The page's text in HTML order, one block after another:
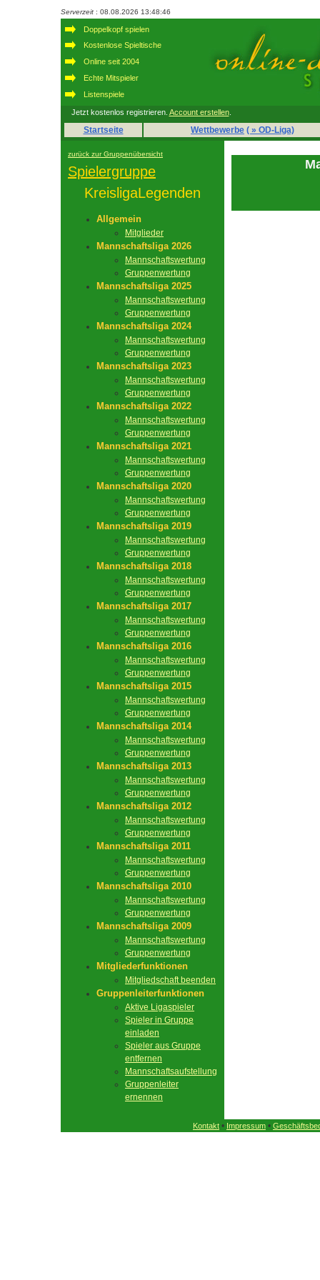
Serverzeit : 08.08.2026 13:48:46
Doppelkopf spielen
Kostenlose Spieltische
Online seit 2004
Echte Mitspieler
Listenspiele
Jetzt kostenlos registrieren. Account erstellen.
Startseite Wettbewerbe ( » OD-Liga)
zurück zur Gruppenübersicht
Spielergruppe
KreisligaLegenden
Allgemein
Mitglieder
Mannschaftsliga 2026
Mannschaftswertung
Gruppenwertung
Mannschaftsliga 2025
Mannschaftswertung
Gruppenwertung
Mannschaftsliga 2024
Mannschaftswertung
Gruppenwertung
Mannschaftsliga 2023
Mannschaftswertung
Gruppenwertung
Mannschaftsliga 2022
Mannschaftswertung
Gruppenwertung
Mannschaftsliga 2021
Mannschaftswertung
Gruppenwertung
Mannschaftsliga 2020
Mannschaftswertung
Gruppenwertung
Mannschaftsliga 2019
Mannschaftswertung
Gruppenwertung
Mannschaftsliga 2018
Mannschaftswertung
Gruppenwertung
Mannschaftsliga 2017
Mannschaftswertung
Gruppenwertung
Mannschaftsliga 2016
Mannschaftswertung
Gruppenwertung
Mannschaftsliga 2015
Mannschaftswertung
Gruppenwertung
Mannschaftsliga 2014
Mannschaftswertung
Gruppenwertung
Mannschaftsliga 2013
Mannschaftswertung
Gruppenwertung
Mannschaftsliga 2012
Mannschaftswertung
Gruppenwertung
Mannschaftsliga 2011
Mannschaftswertung
Gruppenwertung
Mannschaftsliga 2010
Mannschaftswertung
Gruppenwertung
Mannschaftsliga 2009
Mannschaftswertung
Gruppenwertung
Mitgliederfunktionen
Mitgliedschaft beenden
Gruppenleiterfunktionen
Aktive Ligaspieler
Spieler in Gruppe
einladen
Spieler aus Gruppe
entfernen
Mannschaftsaufstellung
Gruppenleiter
ernennen
Kontakt • Impressum •